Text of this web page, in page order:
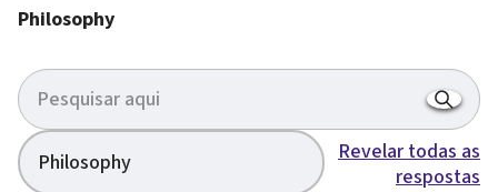
Philosophy
Philosophy
Revelar todas as
respostas